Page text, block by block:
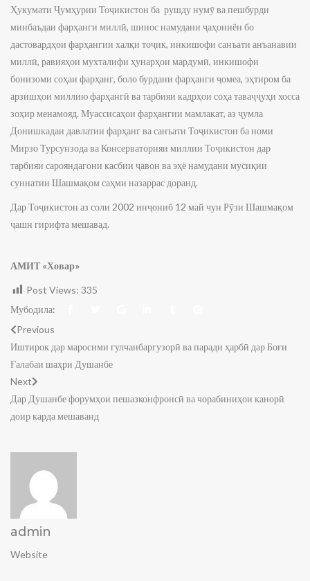
Ҳукумати Ҷумҳурии Тоҷикистон ба рушду нумӯ ва пешбурди
минбаъдаи фарҳанги миллӣ, шинос намудани ҷаҳониён бо
дастовардҳои фарҳангии халқи тоҷик, инкишофи санъати анъанавии
миллӣ, равияҳои мухталифи ҳунарҳои мардумӣ, инкишофи
бонизоми соҳаи фарҳанг, боло бурдани фарҳанги ҷомеа, эҳтиром ба
арзишҳои миллию фарҳангӣ ва тарбияи кадрҳои соҳа таваҷҷуҳи хосса
зоҳир менамояд. Муассисаҳои фарҳангии мамлакат, аз ҷумла
Донишкадаи давлатии фарҳанг ва санъати Тоҷикистон ба номи
Мирзо Турсунзода ва Консерваторияи миллии Тоҷикистон дар
тарбияи сарояндагони касбии ҷавон ва эҳё намудани мусиқии
суннатии Шашмақом саҳми назаррас доранд.
Дар Тоҷикистон аз соли 2002 инҷониб 12 май чун Рӯзи Шашмақом
ҷашн гирифта мешавад.
АМИТ «Ховар»
Post Views: 335
Мубодила:
Previous
Иштирок дар маросими гулчанбаргузорӣ ва паради ҳарбӣ дар Боғи
Ғалабаи шаҳри Душанбе
Next
Дар Душанбе форумҳои пешазконфронсӣ ва чорабиниҳои канорӣ
доир карда мешаванд
admin
Website